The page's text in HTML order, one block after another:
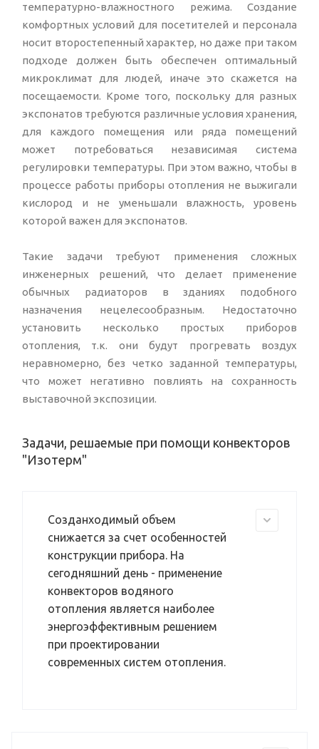
температурно-влажностного режима. Создание
комфортных условий для посетителей и персонала
носит второстепенный характер, но даже при таком
подходе должен быть обеспечен оптимальный
микроклимат для людей, иначе это скажется на
посещаемости. Кроме того, поскольку для разных
экспонатов требуются различные условия хранения,
для каждого помещения или ряда помещений
может потребоваться независимая система
регулировки температуры. При этом важно, чтобы в
процессе работы приборы отопления не выжигали
кислород и не уменьшали влажность, уровень
которой важен для экспонатов.
Такие задачи требуют применения сложных
инженерных решений, что делает применение
обычных радиаторов в зданиях подобного
назначения нецелесообразным. Недостаточно
установить несколько простых приборов
отопления, т.к. они будут прогревать воздух
неравномерно, без четко заданной температуры,
что может негативно повлиять на сохранность
выставочной экспозиции.
Задачи, решаемые при помощи конвекторов
"Изотерм"
Созданходимый объем
снижается за счет особенностей
конструкции прибора. На
сегодняшний день - применение
конвекторов водяного
отопления является наиболее
энергоэффективным решением
при проектировании
современных систем отопления.